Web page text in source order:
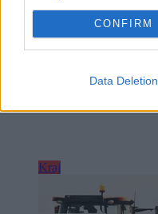
CONFIRM
Data Deletion
Kraj